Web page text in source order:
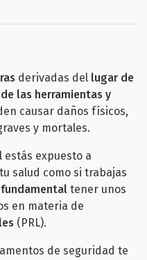
derivadas del lugar de
las herramientas y
causar daños físicos,
y mortales.
estás expuesto a
salud como si trabajas
fundamental tener unos
en materia de
(PRL).
de seguridad te